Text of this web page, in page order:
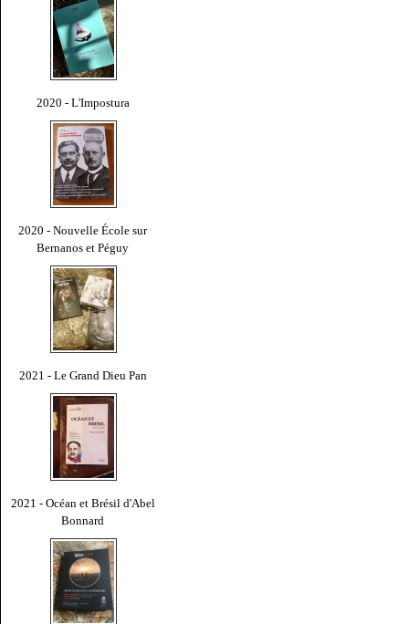
2020 - L'Impostura
2020 - Nouvelle École sur
Bernanos et Péguy
2021 - Le Grand Dieu Pan
2021 - Océan et Brésil d'Abel
Bonnard